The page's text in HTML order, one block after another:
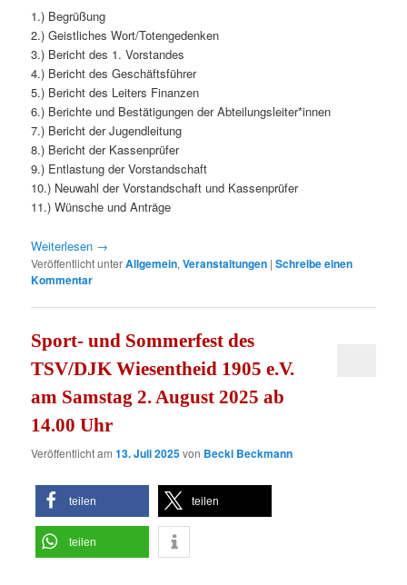
1.) Begrüßung
2.) Geistliches Wort/Totengedenken
3.) Bericht des 1. Vorstandes
4.) Bericht des Geschäftsführer
5.) Bericht des Leiters Finanzen
6.) Berichte und Bestätigungen der Abteilungsleiter*innen
7.) Bericht der Jugendleitung
8.) Bericht der Kassenprüfer
9.) Entlastung der Vorstandschaft
10.) Neuwahl der Vorstandschaft und Kassenprüfer
11.) Wünsche und Anträge
Weiterlesen →
Veröffentlicht unterAllgemein,Veranstaltungen |Schreibe einen
Kommentar
Sport- und Sommerfest des
TSV/DJK Wiesentheid 1905 e.V.
am Samstag 2. August 2025 ab
14.00 Uhr
Veröffentlicht am13. Juli 2025von Becki Beckmann
teilen teilen
teilen